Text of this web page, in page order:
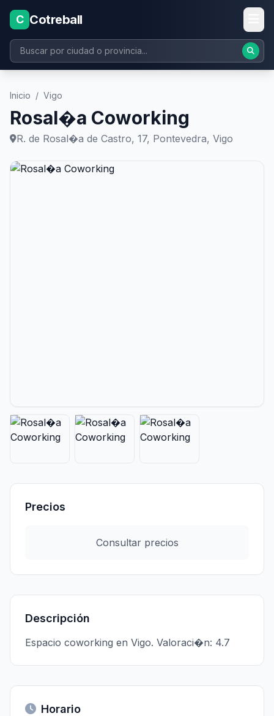
C Cotreball
Inicio / Vigo
Rosal�a Coworking
R. de Rosal�a de Castro, 17, Pontevedra, Vigo
Precios
Consultar precios
Descripción
Espacio coworking en Vigo. Valoraci�n: 4.7
Horario